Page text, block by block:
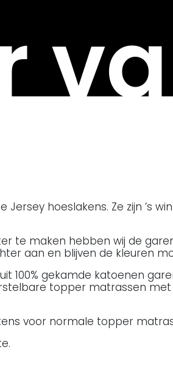
hoeslakens. Ze zijn ’s
te maken hebben wij de
aan en blijven de kleuren
100% gekamde katoenen
topper matrassen
voor normale topper